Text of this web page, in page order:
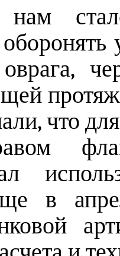
нам
что для
в